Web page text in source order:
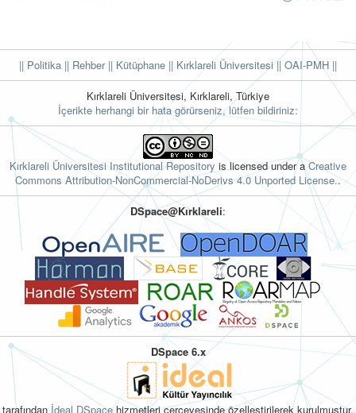
|| Politika || Rehber|| Kütüphane || Kırklareli Üniversitesi || OAI-PMH ||
Kırklareli Üniversitesi, Kırklareli, Türkiye
İçerikte herhangi bir hata görürseniz, lütfen bildiriniz:
Kırklareli Üniversitesi Institutional Repository is licensed under aCreative
Commons Attribution-NonCommercial-NoDerivs 4.0 Unported License..
DSpace@Kırklareli:
DSpace 6.x
tarafından İdeal DSpacehizmetleri çerçevesinde özelleştirilerek kurulmuştur.